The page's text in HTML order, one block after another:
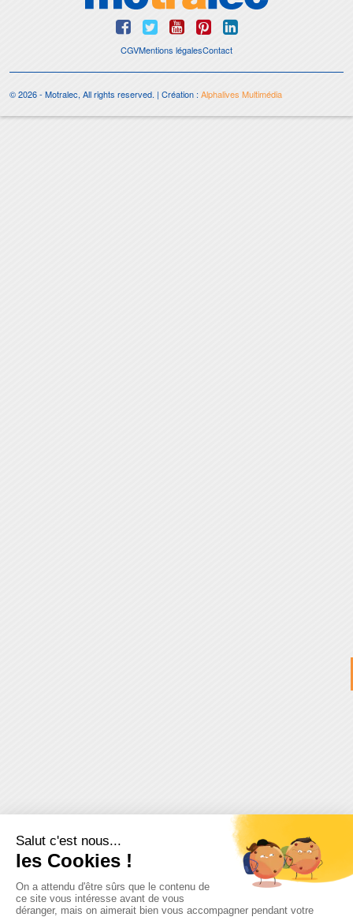
CGVMentions légalesContact
© 2026 - Motralec, All rights reserved. | Création :Alphalives Multimédia